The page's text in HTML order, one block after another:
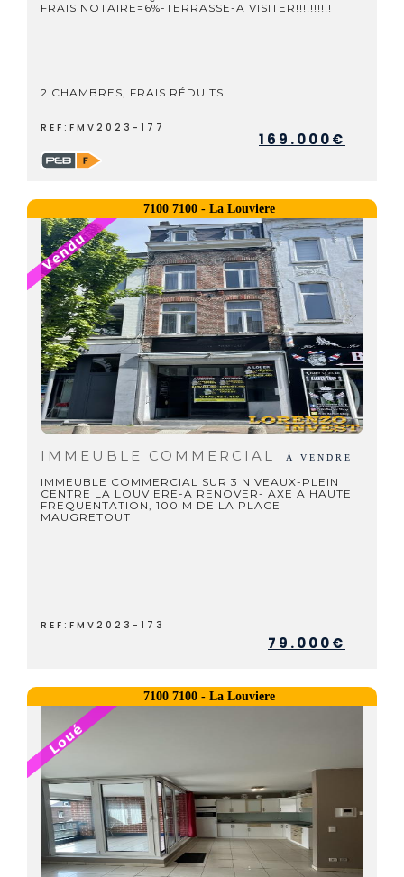
FRAIS NOTAIRE=6%-TERRASSE-A VISITER!!!!!!!!!!
2 CHAMBRES, FRAIS RÉDUITS
REF:FMV2023-177
169.000€
7100 7100 - La Louviere
IMMEUBLE COMMERCIAL À VENDRE
IMMEUBLE COMMERCIAL SUR 3 NIVEAUX-PLEIN
CENTRE LA LOUVIERE-A RENOVER- AXE A HAUTE
FREQUENTATION, 100 M DE LA PLACE
MAUGRETOUT
REF:FMV2023-173
79.000€
7100 7100 - La Louviere